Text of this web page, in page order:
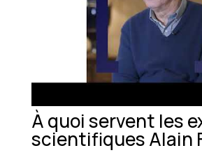
À quoi servent les
scientifiques Alain